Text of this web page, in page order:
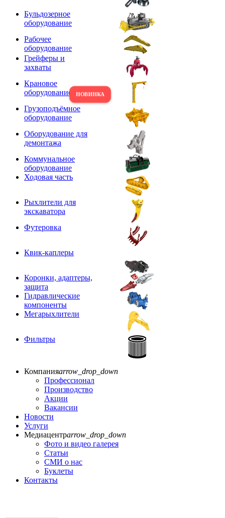
Бульдозерное
оборудование
Рабочее
оборудование
Грейферы и
захваты
Крановое
оборудование
Грузоподъёмное
оборудование
Оборудование для
демонтажа
Коммунальное
оборудование
Ходовая часть
Рыхлители для
экскаватора
Футеровка
Квик-каплеры
Коронки, адаптеры,
защита
Гидравлические
компоненты
Мегарыхлители
Фильтры
Компанияarrow_drop_down
Профессионал
Производство
Акции
Вакансии
Новости
Услуги
Медиацентрarrow_drop_down
Фото и видео галерея
Статьи
СМИ о нас
Буклеты
Контакты